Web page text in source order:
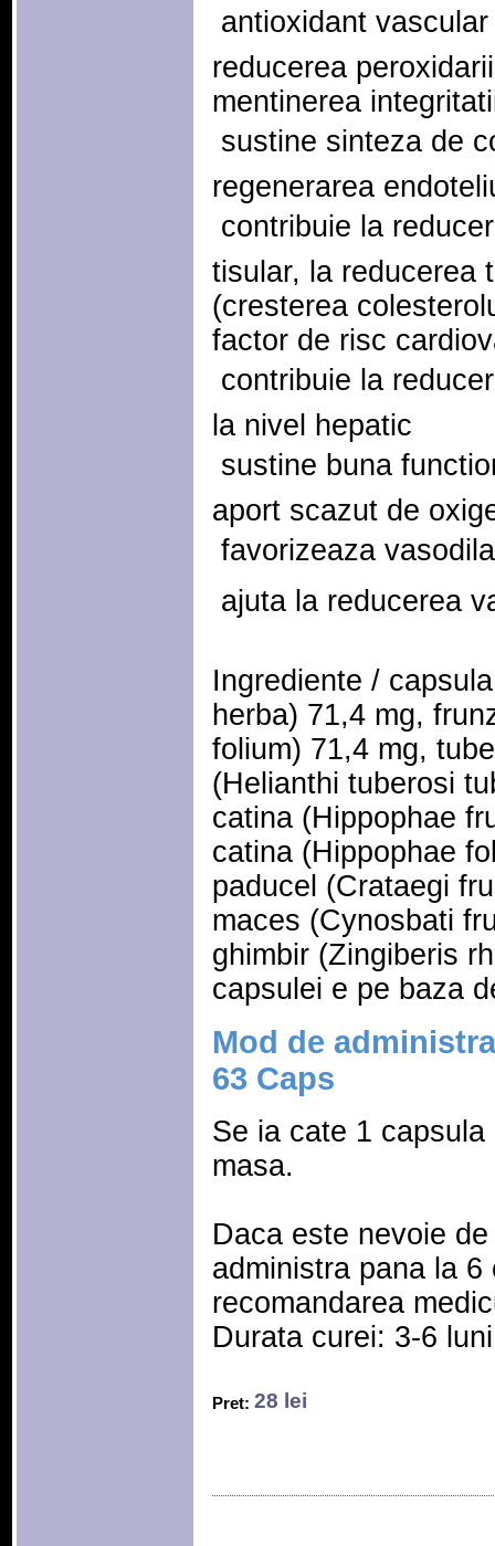
 antioxidant
reducerea
mentinerea
 sustine sinteza de
regenerarea
 contribuie la
tisular, la reducerea
(cresterea
factor de risc
 contribuie la
la nivel hepatic
 sustine buna
aport scazut de
 favorizeaza
 ajuta la reducerea
Ingrediente /
herba) 71,4 mg,
folium) 71,4 mg,
(Helianthi tuberosi
catina (Hippophae
catina (Hippophae
paducel (Crataegi
maces (Cynosbati
ghimbir (Zingiberis
capsulei e pe baza
Mod de
63 Caps
Se ia cate 1
masa.
Daca este nevoie
administra pana la
recomandarea
Durata curei: 3-6
Pret: 28 lei